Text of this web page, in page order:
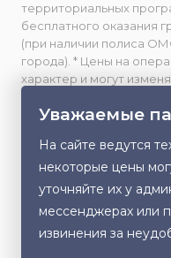
территориальных
бесплатного оказания
(при наличии полиса
города). * Цены на
характер и могут
Facebook принадлежит
видеоматериал,
публикуется с
на них, либо их
копирование или
разрешения
Этот сайт
данных. Продолжая
Уважаемые
На сайте ведутся
некоторые цены
уточняйте их у
мессенджерах или
извинения за